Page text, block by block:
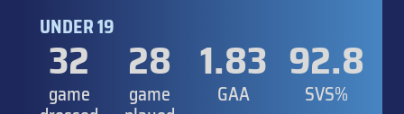
UNDER 19
32
game
28
game
1.83
GAA
92.8
SVS%